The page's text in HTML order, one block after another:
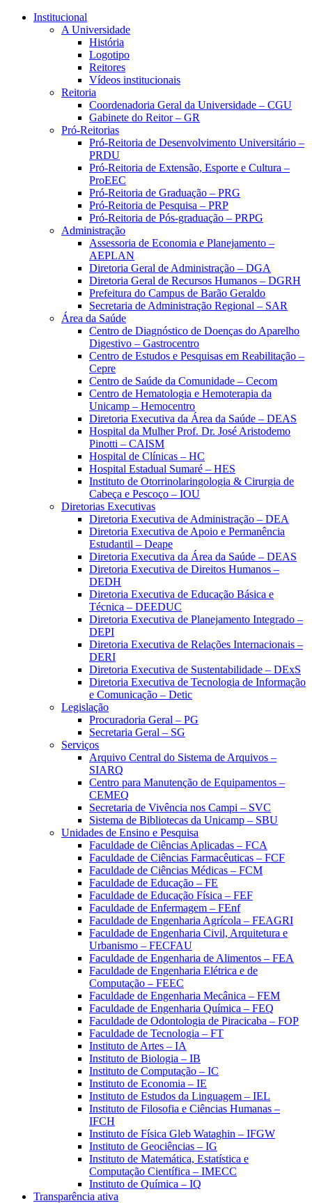
Conteúdo principal
Institucional
A Universidade
História
Logotipo
Reitores
Vídeos institucionais
Reitoria
Coordenadoria Geral da Universidade – CGU
Gabinete do Reitor – GR
Pró-Reitorias
Pró-Reitoria de Desenvolvimento Universitário –
PRDU
Pró-Reitoria de Extensão, Esporte e Cultura –
ProEEC
Pró-Reitoria de Graduação – PRG
Pró-Reitoria de Pesquisa – PRP
Pró-Reitoria de Pós-graduação – PRPG
Administração
Assessoria de Economia e Planejamento –
AEPLAN
Diretoria Geral de Administração – DGA
Diretoria Geral de Recursos Humanos – DGRH
Prefeitura do Campus de Barão Geraldo
Secretaria de Administração Regional – SAR
Área da Saúde
Centro de Diagnóstico de Doenças do Aparelho
Digestivo – Gastrocentro
Centro de Estudos e Pesquisas em Reabilitação –
Cepre
Centro de Saúde da Comunidade – Cecom
Centro de Hematologia e Hemoterapia da
Unicamp – Hemocentro
Diretoria Executiva da Área da Saúde – DEAS
Hospital da Mulher Prof. Dr. José Aristodemo
Pinotti – CAISM
Hospital de Clínicas – HC
Hospital Estadual Sumaré – HES
Instituto de Otorrinolaringologia & Cirurgia de
Cabeça e Pescoço – IOU
Diretorias Executivas
Diretoria Executiva de Administração – DEA
Diretoria Executiva de Apoio e Permanência
Estudantil – Deape
Diretoria Executiva da Área da Saúde – DEAS
Diretoria Executiva de Direitos Humanos –
DEDH
Diretoria Executiva de Educação Básica e
Técnica – DEEDUC
Diretoria Executiva de Planejamento Integrado –
DEPI
Diretoria Executiva de Relações Internacionais –
DERI
Diretoria Executiva de Sustentabilidade – DExS
Diretoria Executiva de Tecnologia de Informação
e Comunicação – Detic
Legislação
Procuradoria Geral – PG
Secretaria Geral – SG
Serviços
Arquivo Central do Sistema de Arquivos –
SIARQ
Centro para Manutenção de Equipamentos –
CEMEQ
Secretaria de Vivência nos Campi – SVC
Sistema de Bibliotecas da Unicamp – SBU
Unidades de Ensino e Pesquisa
Faculdade de Ciências Aplicadas – FCA
Faculdade de Ciências Farmacêuticas – FCF
Faculdade de Ciências Médicas – FCM
Faculdade de Educação – FE
Faculdade de Educação Física – FEF
Faculdade de Enfermagem – FEnf
Faculdade de Engenharia Agrícola – FEAGRI
Faculdade de Engenharia Civil, Arquitetura e
Urbanismo – FECFAU
Faculdade de Engenharia de Alimentos – FEA
Faculdade de Engenharia Elétrica e de
Computação – FEEC
Faculdade de Engenharia Mecânica – FEM
Faculdade de Engenharia Química – FEQ
Faculdade de Odontologia de Piracicaba – FOP
Faculdade de Tecnologia – FT
Instituto de Artes – IA
Instituto de Biologia – IB
Instituto de Computação – IC
Instituto de Economia – IE
Instituto de Estudos da Linguagem – IEL
Instituto de Filosofia e Ciências Humanas –
IFCH
Instituto de Física Gleb Wataghin – IFGW
Instituto de Geociências – IG
Instituto de Matemática, Estatística e
Computação Científica – IMECC
Instituto de Química – IQ
Transparência ativa